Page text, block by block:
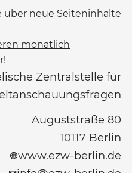
über neue Seiteninhalte
monatlich
Zentralstelle für
Auguststraße 80
10117 Berlin
www.ezw-berlin.de